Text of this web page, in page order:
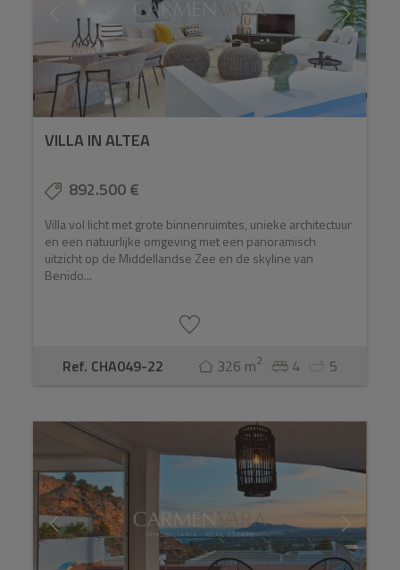
VILLA IN ALTEA
892.500 €
Villa vol licht met grote binnenruimtes, unieke architectuur
en een natuurlijke omgeving met een panoramisch
uitzicht op de Middellandse Zee en de skyline van
Benido...
Ref. CHA049-22 326 m2 4 5